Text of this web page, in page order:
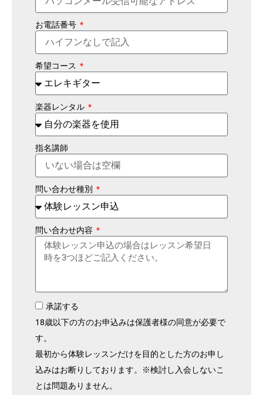
お電話番号
希望コース
楽器レンタル
指名講師
問い合わせ種別
問い合わせ内容
承諾する
18歳以下の方のお申込みは保護者様の同意が必要で
す。
最初から体験レッスンだけを目的とした方のお申し
込みはお断りしております。※検討し入会しないこ
とは問題ありません。